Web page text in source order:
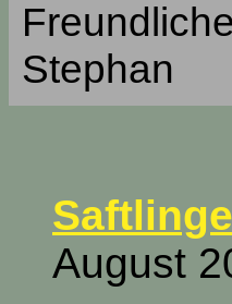
Stephan
August